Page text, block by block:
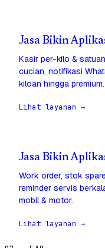
Jasa Bikin
Kasir per-kilo &
cucian, notifikasi
kiloan hingga premium.
Lihat layanan →
Jasa Bikin
Work order, stok
reminder servis
mobil & motor.
Lihat layanan →